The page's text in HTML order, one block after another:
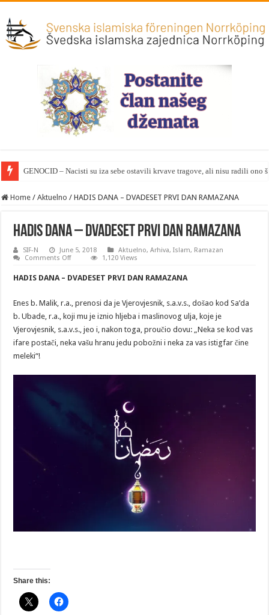
GENOCID – Nacisti su iza sebe ostavili krvave tragove, ali nisu radili
Home / Aktuelno / HADIS DANA – DVADESET PRVI DAN RAMAZANA
HADIS DANA – DVADESET PRVI DAN RAMAZANA
SIF-N June 5, 2018 Aktuelno,Arhiva,Islam, Ramazan
Comments Offon
–
DAN
RAMAZANA
1,120 Views
HADIS DANA – DVADESET PRVI DAN RAMAZANA
Enes b. Malik, r.a., prenosi da je Vjerovjesnik, s.a.v.s., došao kod Sa’da
b. Ubade, r.a., koji mu je iznio hljeba i maslinovog ulja, koje je
Vjerovjesnik, s.a.v.s., jeo i, nakon toga, proučio dovu: „Neka se kod vas
ifare postači, neka vašu hranu jedu pobožni i neka za vas istigfar čine
meleki“!
Share this: